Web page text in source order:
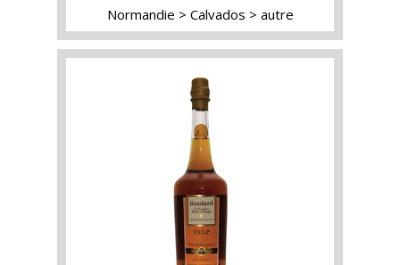
Normandie Calvados autre